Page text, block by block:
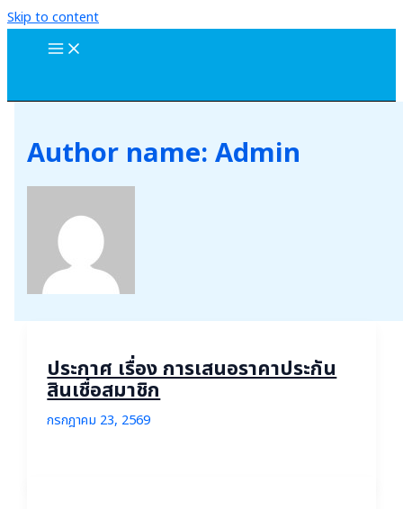
Skip to content
Author name: Admin
ประกาศ เรื่อง การเสนอราคาประกัน
สินเชื่อสมาชิก
กรกฎาคม 23, 2569